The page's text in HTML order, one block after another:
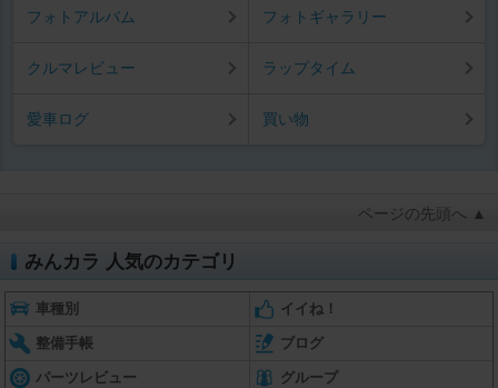
フォトアルバム フォトギャラリー
クルマレビュー ラップタイム
愛車ログ 買い物
ページの先頭へ ▲
みんカラ 人気のカテゴリ
車種別 イイね！
整備手帳 ブログ
パーツレビュー グループ